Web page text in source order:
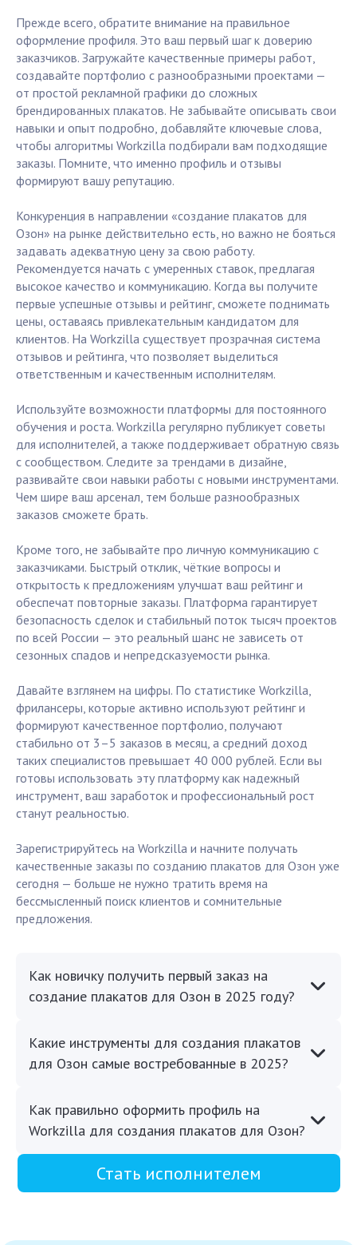
Прежде всего, обратите внимание на правильное
оформление профиля. Это ваш первый шаг к доверию
заказчиков. Загружайте качественные примеры работ,
создавайте портфолио с разнообразными проектами —
от простой рекламной графики до сложных
брендированных плакатов. Не забывайте описывать свои
навыки и опыт подробно, добавляйте ключевые слова,
чтобы алгоритмы Workzilla подбирали вам подходящие
заказы. Помните, что именно профиль и отзывы
формируют вашу репутацию.
Конкуренция в направлении «создание плакатов для
Озон» на рынке действительно есть, но важно не бояться
задавать адекватную цену за свою работу.
Рекомендуется начать с умеренных ставок, предлагая
высокое качество и коммуникацию. Когда вы получите
первые успешные отзывы и рейтинг, сможете поднимать
цены, оставаясь привлекательным кандидатом для
клиентов. На Workzilla существует прозрачная система
отзывов и рейтинга, что позволяет выделиться
ответственным и качественным исполнителям.
Используйте возможности платформы для постоянного
обучения и роста. Workzilla регулярно публикует советы
для исполнителей, а также поддерживает обратную связь
с сообществом. Следите за трендами в дизайне,
развивайте свои навыки работы с новыми инструментами.
Чем шире ваш арсенал, тем больше разнообразных
заказов сможете брать.
Кроме того, не забывайте про личную коммуникацию с
заказчиками. Быстрый отклик, чёткие вопросы и
открытость к предложениям улучшат ваш рейтинг и
обеспечат повторные заказы. Платформа гарантирует
безопасность сделок и стабильный поток тысяч проектов
по всей России — это реальный шанс не зависеть от
сезонных спадов и непредсказуемости рынка.
Давайте взглянем на цифры. По статистике Workzilla,
фрилансеры, которые активно используют рейтинг и
формируют качественное портфолио, получают
стабильно от 3–5 заказов в месяц, а средний доход
таких специалистов превышает 40 000 рублей. Если вы
готовы использовать эту платформу как надежный
инструмент, ваш заработок и профессиональный рост
станут реальностью.
Зарегистрируйтесь на Workzilla и начните получать
качественные заказы по созданию плакатов для Озон уже
сегодня — больше не нужно тратить время на
бессмысленный поиск клиентов и сомнительные
предложения.
Как новичку получить первый заказ на
создание плакатов для Озон в 2025 году?
Какие инструменты для создания плакатов
для Озон самые востребованные в 2025?
Как правильно оформить профиль на
Workzilla для создания плакатов для Озон?
Стать исполнителем